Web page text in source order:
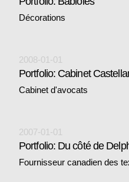
Décorations
2008-01-01
Portfolio: Cabinet
Cabinet d'avocats
2007-01-01
Portfolio: Du côté de
Fournisseur canadien des